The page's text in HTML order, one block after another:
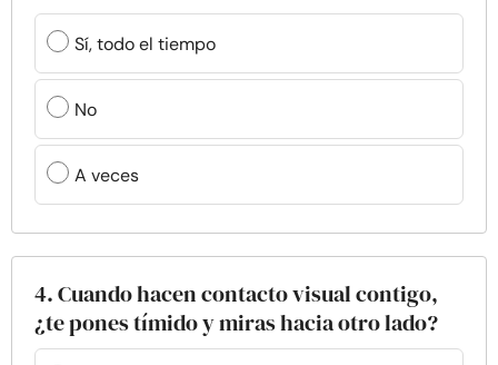
Sí, todo el tiempo
No
A veces
4. Cuando hacen contacto visual contigo,
¿te pones tímido y miras hacia otro lado?